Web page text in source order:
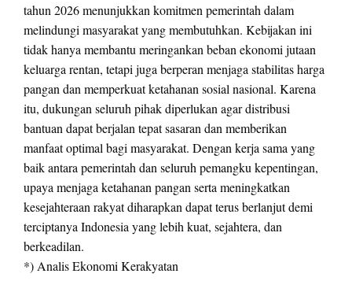
tahun 2026 menunjukkan komitmen pemerintah dalam
melindungi masyarakat yang membutuhkan. Kebijakan ini
tidak hanya membantu meringankan beban ekonomi jutaan
keluarga rentan, tetapi juga berperan menjaga stabilitas harga
pangan dan memperkuat ketahanan sosial nasional. Karena
itu, dukungan seluruh pihak diperlukan agar distribusi
bantuan dapat berjalan tepat sasaran dan memberikan
manfaat optimal bagi masyarakat. Dengan kerja sama yang
baik antara pemerintah dan seluruh pemangku kepentingan,
upaya menjaga ketahanan pangan serta meningkatkan
kesejahteraan rakyat diharapkan dapat terus berlanjut demi
terciptanya Indonesia yang lebih kuat, sejahtera, dan
berkeadilan.
*) Analis Ekonomi Kerakyatan